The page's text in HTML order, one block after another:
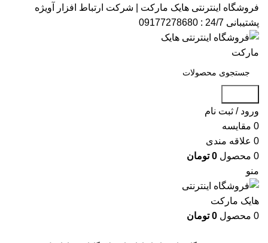
فروشگاه اینترنتی هایک مارکت | شرکت ارتباط افزار آویژه​
پشتیبانی 24/7 : 09177278680
ورود / ثبت نام
0 مقایسه
0 علاقه مندی
0 محصول 0 تومان
منو
0 محصول 0 تومان